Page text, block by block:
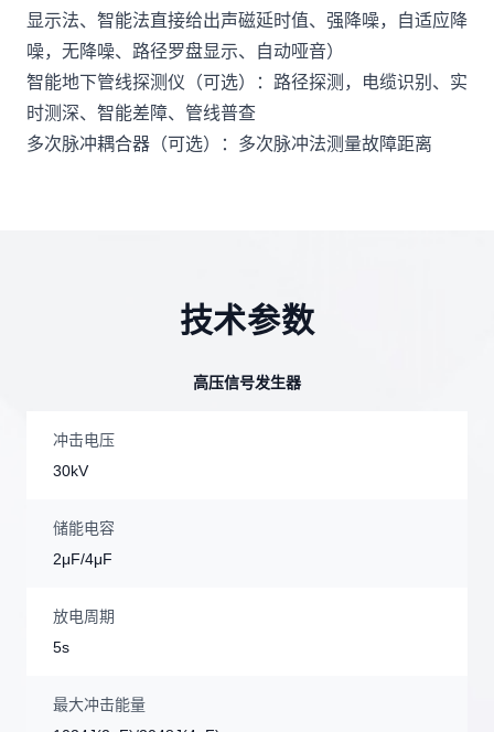
显示法、智能法直接给出声磁延时值、强降噪，自适应降
噪，无降噪、路径罗盘显示、自动哑音）
智能地下管线探测仪（可选）：路径探测，电缆识别、实
时测深、智能差障、管线普查
多次脉冲耦合器（可选）：多次脉冲法测量故障距离
技术参数
高压信号发生器
冲击电压
30kV
储能电容
2μF/4μF
放电周期
5s
最大冲击能量